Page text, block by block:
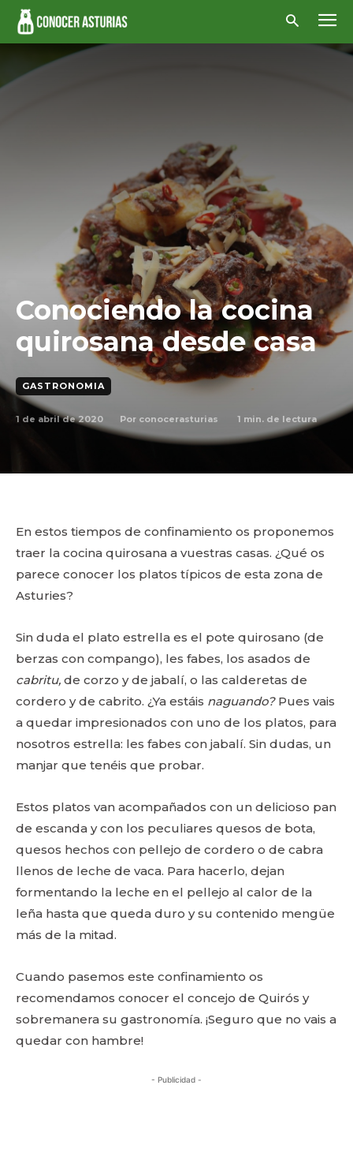
Conociendo la cocina
quirosana desde casa
GASTRONOMIA
1 de abril de 2020 Por conocerasturias 1 min. de lectura
En estos tiempos de confinamiento os proponemos
traer la cocina quirosana a vuestras casas. ¿Qué os
parece conocer los platos típicos de esta zona de
Asturies?
Sin duda el plato estrella es el pote quirosano (de
berzas con compango), les fabes, los asados de
cabritu, de corzo y de jabalí, o las calderetas de
cordero y de cabrito. ¿Ya estáis naguando? Pues vais
a quedar impresionados con uno de los platos, para
nosotros estrella: les fabes con jabalí. Sin dudas, un
manjar que tenéis que probar.
Estos platos van acompañados con un delicioso pan
de escanda y con los peculiares quesos de bota,
quesos hechos con pellejo de cordero o de cabra
llenos de leche de vaca. Para hacerlo, dejan
formentando la leche en el pellejo al calor de la
leña hasta que queda duro y su contenido mengüe
más de la mitad.
Cuando pasemos este confinamiento os
recomendamos conocer el concejo de Quirós y
sobremanera su gastronomía. ¡Seguro que no vais a
quedar con hambre!
- Publicidad -